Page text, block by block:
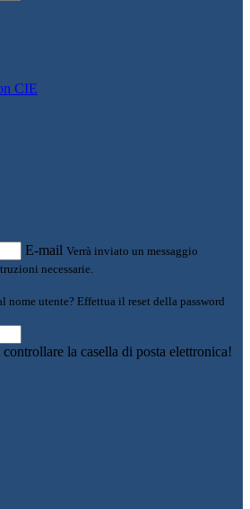
CIE
E-mail Verrà inviato un messaggio
necessarie.
nome utente? Effettua il reset della password
la casella di posta elettronica!